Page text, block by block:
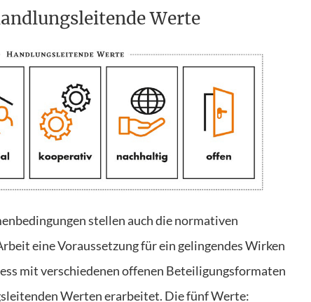
Werte
stellen auch die normativen
eine Voraussetzung für ein gelingendes Wirken
mit verschiedenen offenen Beteiligungsformaten
Werten erarbeitet. Die fünf Werte: